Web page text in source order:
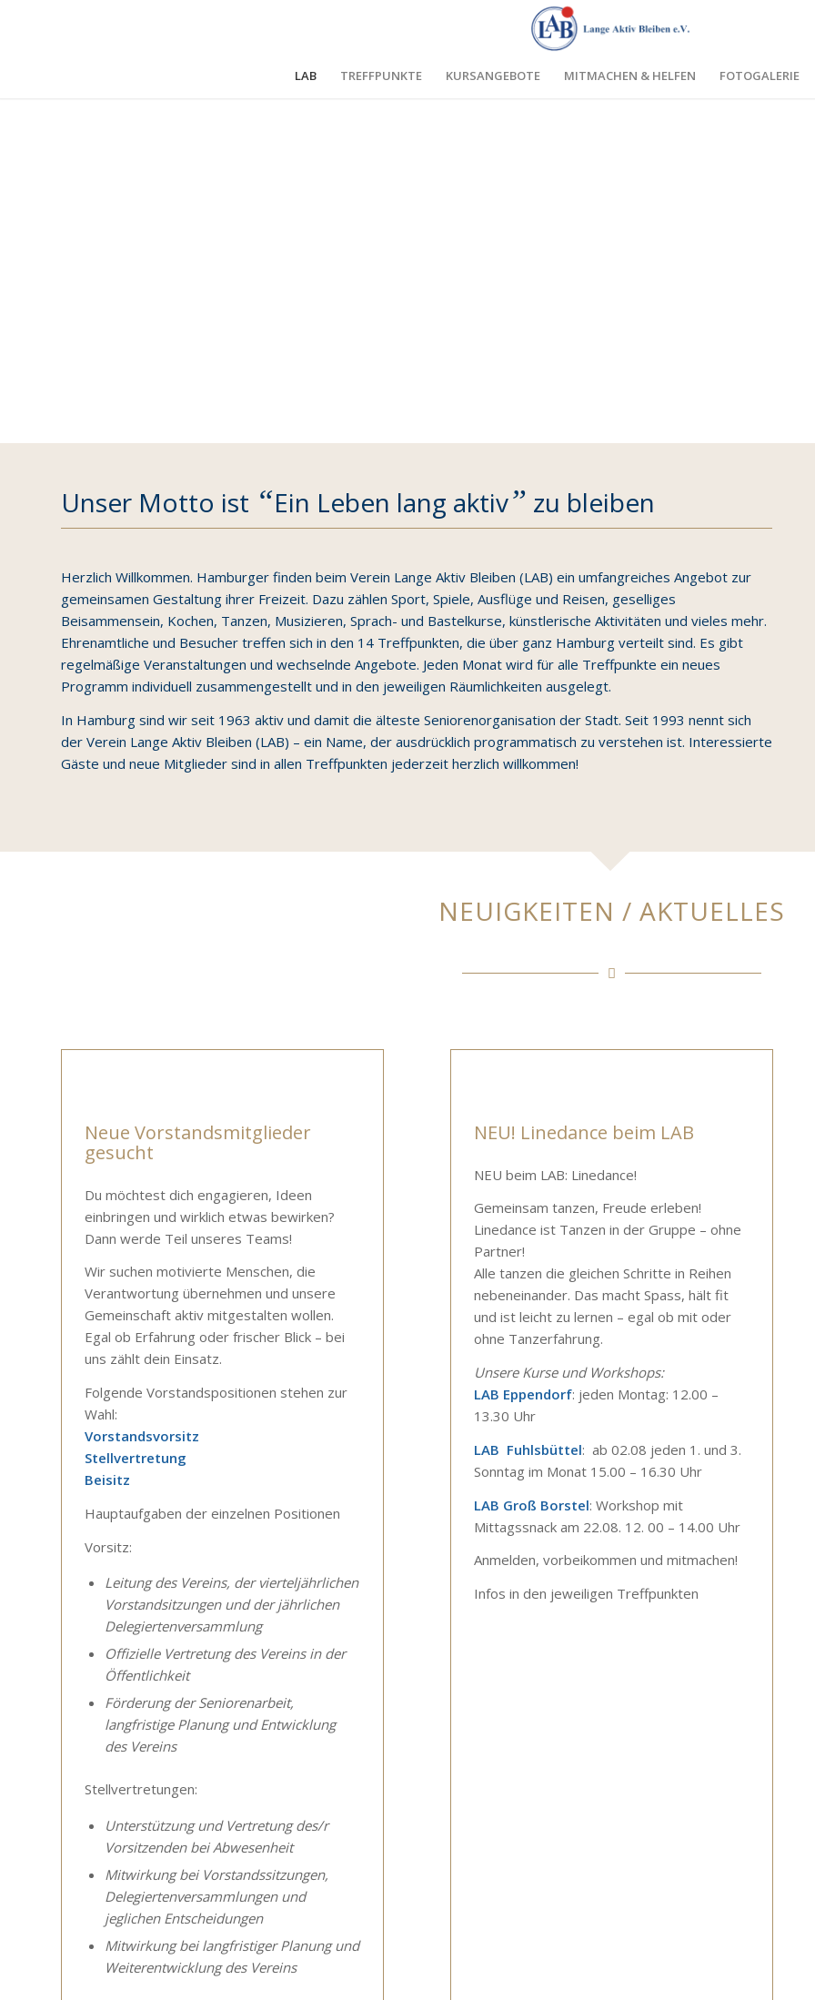
LAB TREFFPUNKTE KURSANGEBOTE MITMACHEN & HELFEN FOTOGALERIE
Unser Motto ist “Ein Leben lang aktiv” zu bleiben
Herzlich Willkommen. Hamburger finden beim Verein Lange Aktiv Bleiben (LAB) ein umfangreiches Angebot zur
gemeinsamen Gestaltung ihrer Freizeit. Dazu zählen Sport, Spiele, Ausflüge und Reisen, geselliges
Beisammensein, Kochen, Tanzen, Musizieren, Sprach- und Bastelkurse, künstlerische Aktivitäten und vieles mehr.
Ehrenamtliche und Besucher treffen sich in den 14 Treffpunkten, die über ganz Hamburg verteilt sind. Es gibt
regelmäßige Veranstaltungen und wechselnde Angebote. Jeden Monat wird für alle Treffpunkte ein neues
Programm individuell zusammengestellt und in den jeweiligen Räumlichkeiten ausgelegt.
In Hamburg sind wir seit 1963 aktiv und damit die älteste Seniorenorganisation der Stadt. Seit 1993 nennt sich
der Verein Lange Aktiv Bleiben (LAB) – ein Name, der ausdrücklich programmatisch zu verstehen ist. Interessierte
Gäste und neue Mitglieder sind in allen Treffpunkten jederzeit herzlich willkommen!
NEUIGKEITEN / AKTUELLES
Neue Vorstandsmitglieder
gesucht
Du möchtest dich engagieren, Ideen
einbringen und wirklich etwas bewirken?
Dann werde Teil unseres Teams!
Wir suchen motivierte Menschen, die
Verantwortung übernehmen und unsere
Gemeinschaft aktiv mitgestalten wollen.
Egal ob Erfahrung oder frischer Blick – bei
uns zählt dein Einsatz.
Folgende Vorstandspositionen stehen zur
Wahl:
Vorstandsvorsitz
Stellvertretung
Beisitz
Hauptaufgaben der einzelnen Positionen
Vorsitz:
Leitung des Vereins, der vierteljährlichen
Vorstandsitzungen und der jährlichen
Delegiertenversammlung
Offizielle Vertretung des Vereins in der
Öffentlichkeit
Förderung der Seniorenarbeit,
langfristige Planung und Entwicklung
des Vereins
Stellvertretungen:
Unterstützung und Vertretung des/r
Vorsitzenden bei Abwesenheit
Mitwirkung bei Vorstandssitzungen,
Delegiertenversammlungen und
jeglichen Entscheidungen
Mitwirkung bei langfristiger Planung und
Weiterentwicklung des Vereins
NEU! Linedance beim LAB
NEU beim LAB: Linedance!
Gemeinsam tanzen, Freude erleben!
Linedance ist Tanzen in der Gruppe – ohne
Partner!
Alle tanzen die gleichen Schritte in Reihen
nebeneinander. Das macht Spass, hält fit
und ist leicht zu lernen – egal ob mit oder
ohne Tanzerfahrung.
Unsere Kurse und Workshops:
LAB Eppendorf: jeden Montag: 12.00 –
13.30 Uhr
LAB Fuhlsbüttel: ab 02.08 jeden 1. und 3.
Sonntag im Monat 15.00 – 16.30 Uhr
LAB Groß Borstel: Workshop mit
Mittagssnack am 22.08. 12. 00 – 14.00 Uhr
Anmelden, vorbeikommen und mitmachen!
Infos in den jeweiligen Treffpunkten